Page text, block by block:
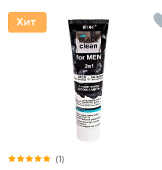
(1)